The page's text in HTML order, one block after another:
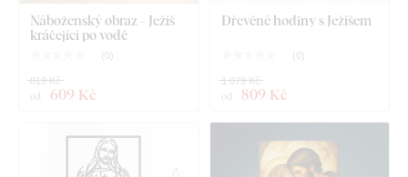
Náboženský obraz - Ježíš
kráčející po vodě
( 0)
od 609 Kč
819 Kč
Dřevěné hodiny s Ježíšem
( 0)
od 809 Kč
1 079 Kč